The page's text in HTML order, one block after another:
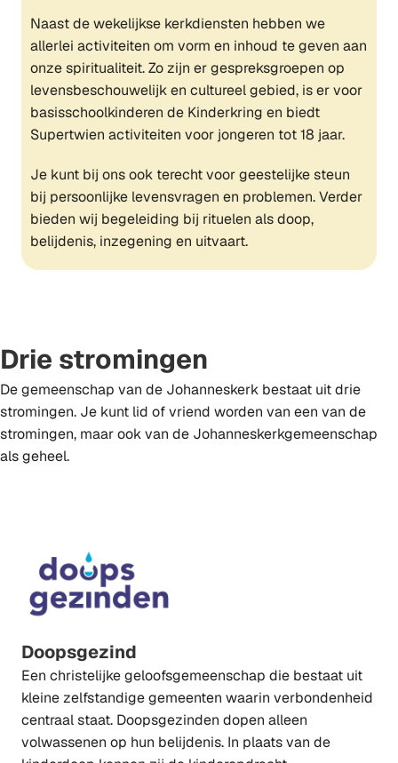
Naast de wekelijkse kerkdiensten hebben we
allerlei activiteiten om vorm en inhoud te geven aan
onze spiritualiteit. Zo zijn er gespreksgroepen op
levensbeschouwelijk en cultureel gebied, is er voor
basisschoolkinderen de Kinderkring en biedt
Supertwien activiteiten voor jongeren tot 18 jaar.
Je kunt bij ons ook terecht voor geestelijke steun
bij persoonlijke levensvragen en problemen. Verder
bieden wij begeleiding bij rituelen als doop,
belijdenis, inzegening en uitvaart.
Drie stromingen
De gemeenschap van de Johanneskerk bestaat uit drie
stromingen. Je kunt lid of vriend worden van een van de
stromingen, maar ook van de Johanneskerkgemeenschap
als geheel.
Doopsgezind
Een christelijke geloofsgemeenschap die bestaat uit
kleine zelfstandige gemeenten waarin verbondenheid
centraal staat. Doopsgezinden dopen alleen
volwassenen op hun belijdenis. In plaats van de